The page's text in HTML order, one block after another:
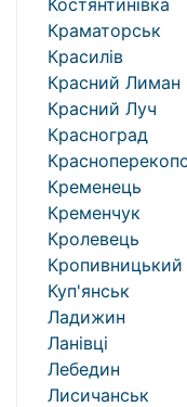
Костянтинівка
Краматорськ
Красилів
Красний Лиман
Красний Луч
Красноград
Кременець
Кременчук
Кролевець
Кропивницький
Куп'янськ
Ладижин
Ланівці
Лебедин
Лисичанськ